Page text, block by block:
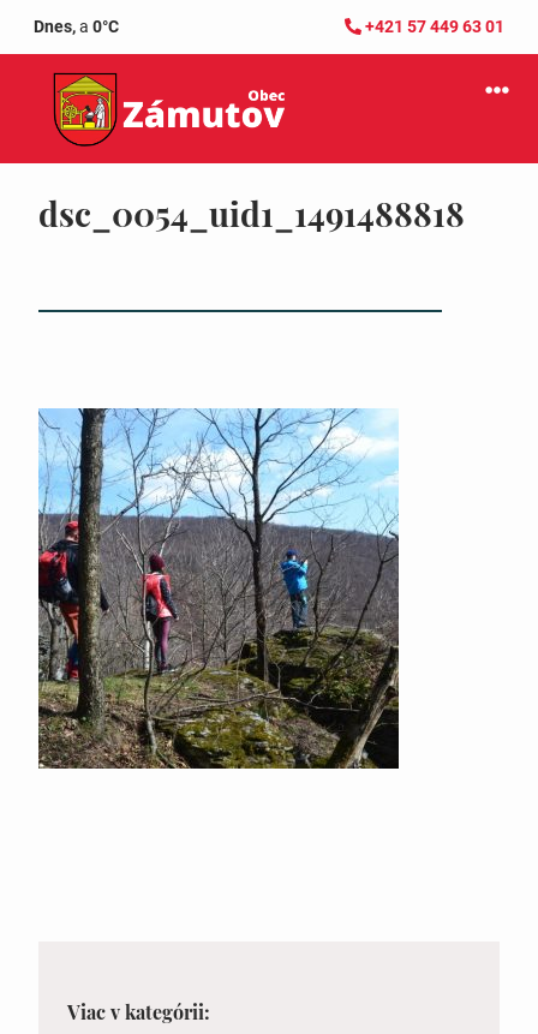
Dnes,a 0°C +421 57 449 63 01
dsc_0054_uid1_1491488818
Viac v kategórii: